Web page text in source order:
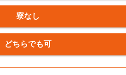
寮なし
どちらでも可